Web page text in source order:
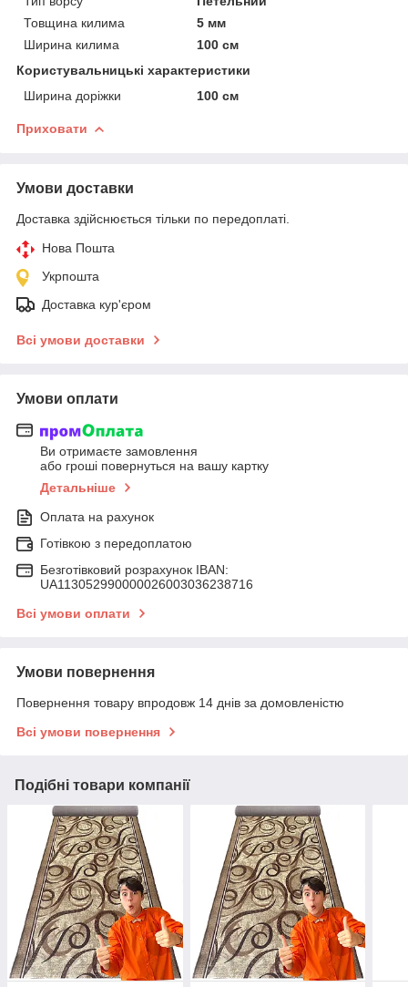
Товщина килима
5 мм
Ширина килима
100 см
Користувальницькі характеристики
Ширина доріжки
100 см
Приховати
Умови доставки
Доставка здійснюється тільки по передоплаті.
Нова Пошта
Укрпошта
Доставка кур'єром
Всі умови доставки
Умови оплати
Ви отримаєте замовлення
або гроші повернуться на вашу картку
Детальніше
Оплата на рахунок
Готівкою з передоплатою
Безготівковий розрахунок IBAN:
UA113052990000026003036238716
Всі умови оплати
Умови повернення
Повернення товару впродовж 14 днів за домовленістю
Всі умови повернення
Подібні товари компанії